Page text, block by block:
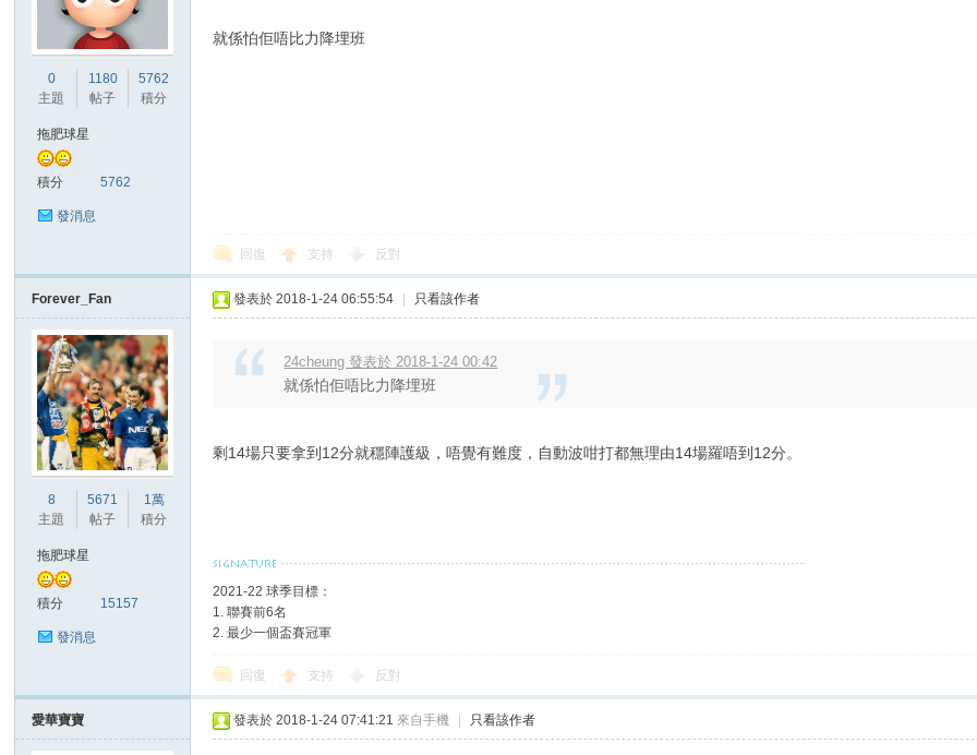
0
主題
1180
帖子
5762
積分
拖肥球星
積分 5762
發消息
就係怕佢唔比力降埋班
回復 支持 反對
Forever_Fan
8
主題
5671
帖子
1萬
積分
拖肥球星
積分 15157
發消息
發表於 2018-1-24 06:55:54 只看該作者
24cheung 發表於 2018-1-24 00:42
就係怕佢唔比力降埋班
剩14場只要拿到12分就穩陣護級，唔覺有難度，自動波咁打都無理由14場羅唔到12分。
2021-22 球季目標：
1. 聯賽前6名
2. 最少一個盃賽冠軍
回復 支持 反對
愛華寶寶 發表於 2018-1-24 07:41:21 來自手機 只看該作者